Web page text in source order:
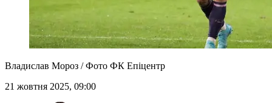
Владислав Мороз / Фото ФК Епіцентр
21 жовтня 2025, 09:00